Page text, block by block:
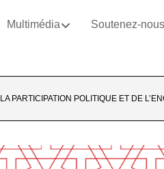
Multimédia Soutenez-nous
PARTICIPATION POLITIQUE ET DE